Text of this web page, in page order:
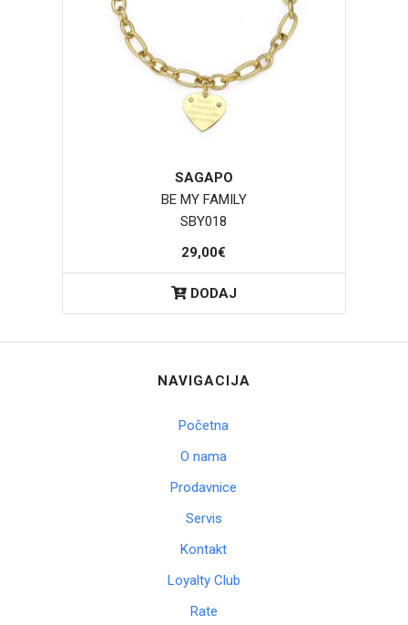
SAGAPO
BE MY FAMILY
SBY018
29,00€
DODAJ
NAVIGACIJA
Početna
O nama
Prodavnice
Servis
Kontakt
Loyalty Club
Rate